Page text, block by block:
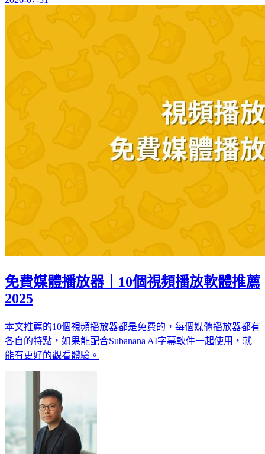
免費媒體播放器｜10個視頻播放軟體推薦
2025
本文推薦的10個視頻播放器都是免費的，每個媒體播放器都有
各自的特點，如果能配合Subanana AI字幕軟件一起使用，就
能有更好的觀看體驗。